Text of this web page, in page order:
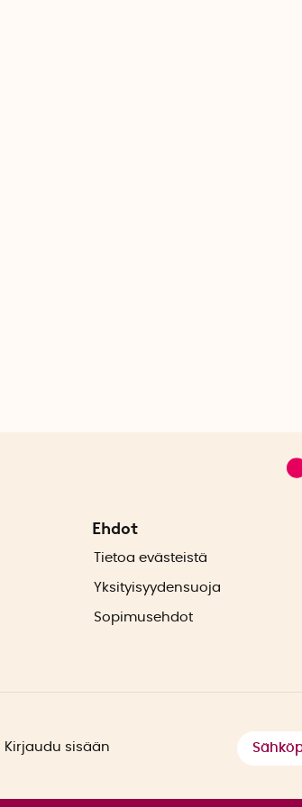
Ehdot
Tietoa evästeistä
Yksityisyydensuoja
Sopimusehdot
Kirjaudu sisään